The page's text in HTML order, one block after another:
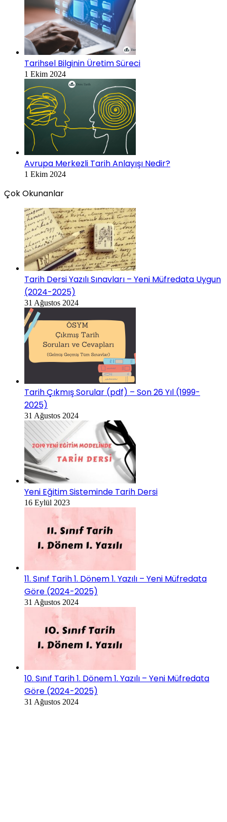
Tarihsel Bilginin Üretim Süreci
1 Ekim 2024
Avrupa Merkezli Tarih Anlayışı Nedir?
1 Ekim 2024
Çok Okunanlar
Tarih Dersi Yazılı Sınavları – Yeni Müfredata Uygun
(2024-2025)
31 Ağustos 2024
Tarih Çıkmış Sorular (pdf) – Son 26 Yıl (1999-
2025)
31 Ağustos 2024
Yeni Eğitim Sisteminde Tarih Dersi
16 Eylül 2023
11. Sınıf Tarih 1. Dönem 1. Yazılı – Yeni Müfredata
Göre (2024-2025)
31 Ağustos 2024
10. Sınıf Tarih 1. Dönem 1. Yazılı – Yeni Müfredata
Göre (2024-2025)
31 Ağustos 2024